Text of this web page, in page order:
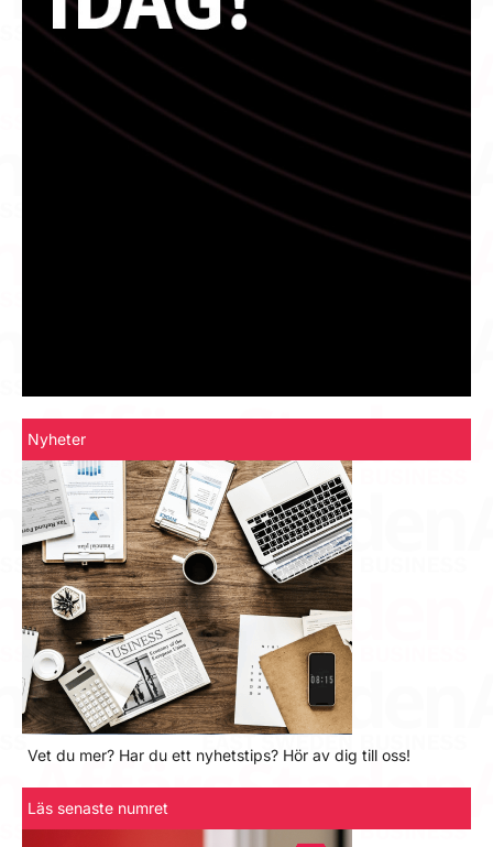
Nyheter
Vet du mer? Har du ett nyhetstips? Hör av dig till oss!
Läs senaste numret